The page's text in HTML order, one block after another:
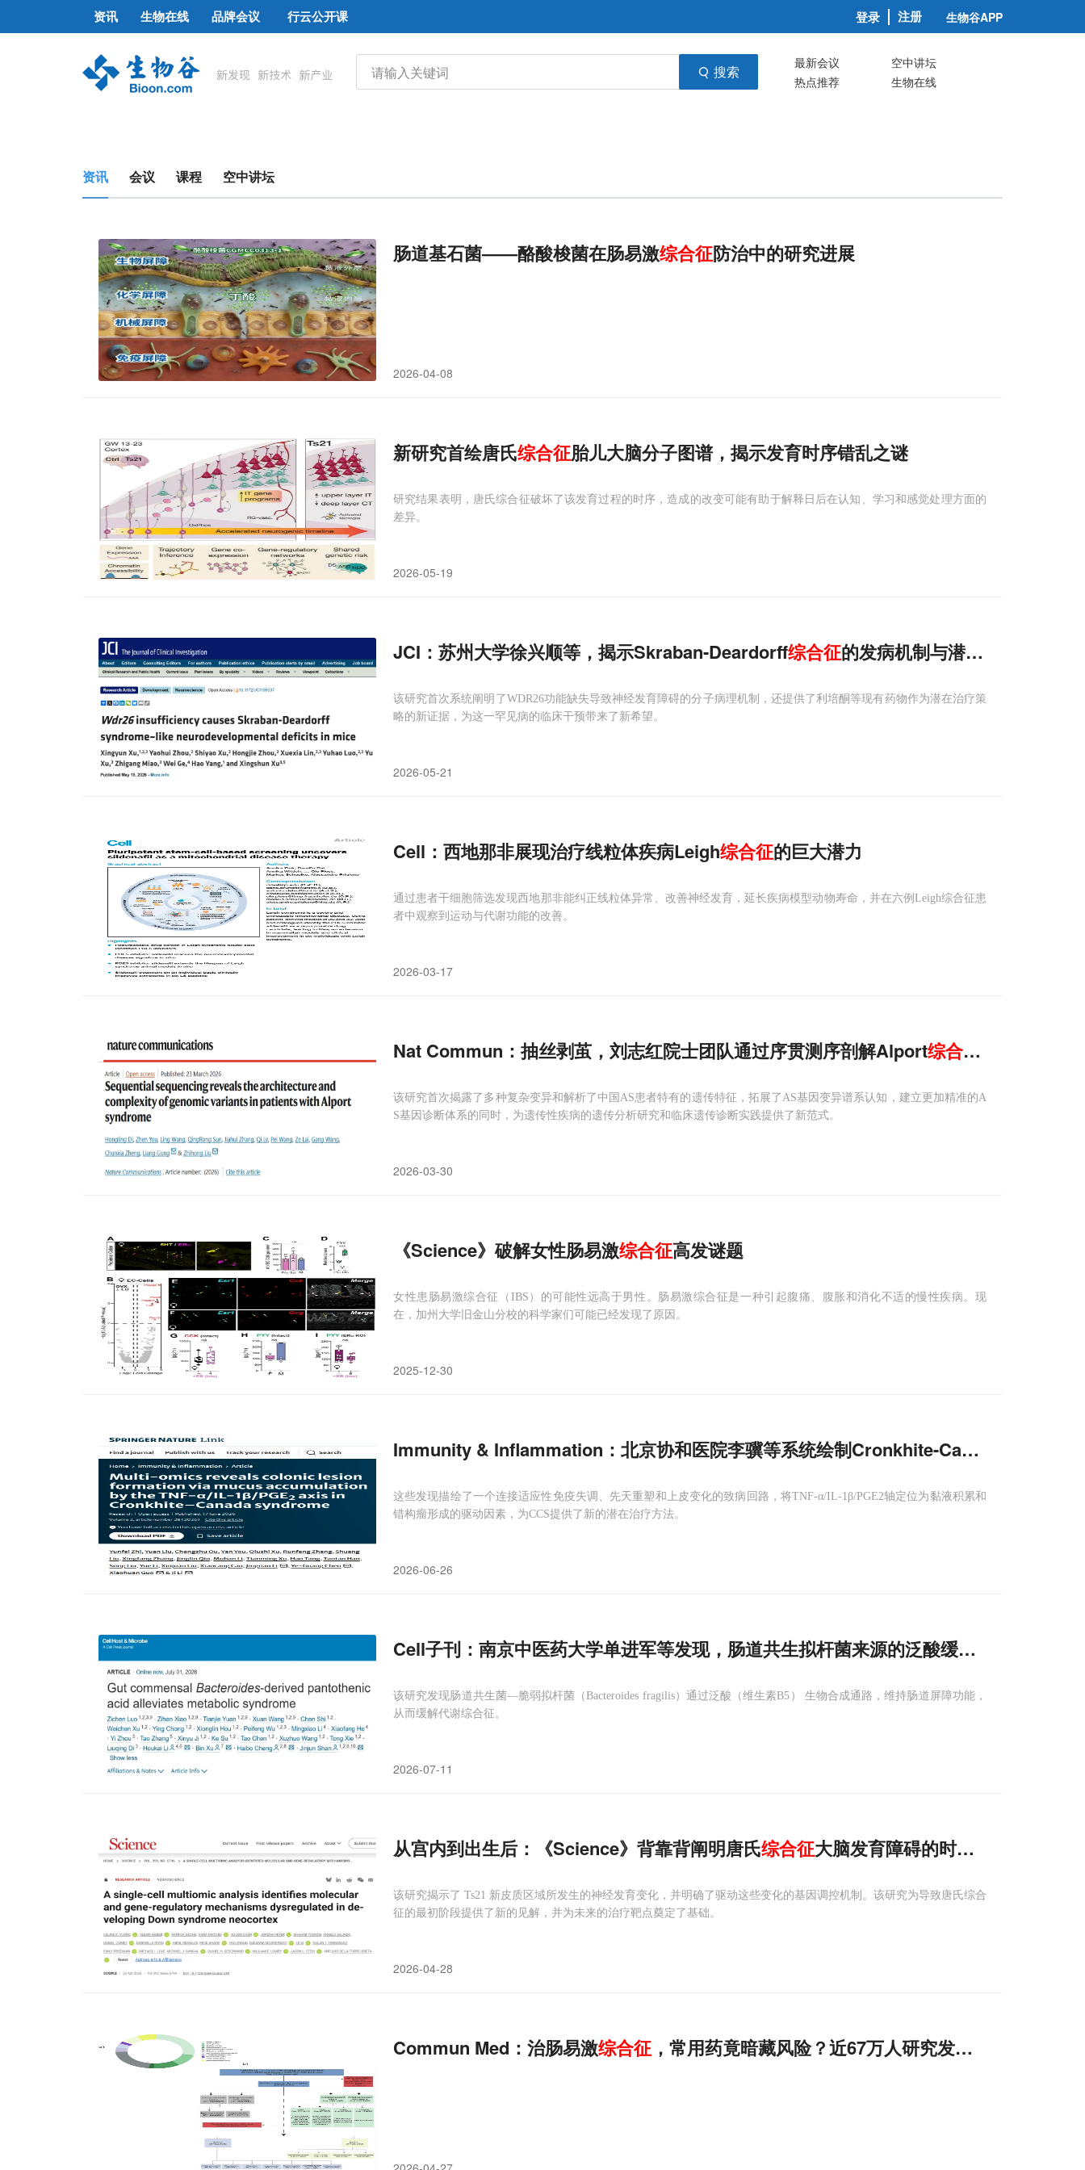
资讯 生物在线 品牌会议 行云公开课 登录 注册 生物谷APP
搜索 最新会议
空中讲坛
热点推荐
生物在线
资讯 会议 课程 空中讲坛
肠道基石菌——酪酸梭菌在肠易激综合征防治中的研究进展
2026-04-08
新研究首绘唐氏综合征胎儿大脑分子图谱，揭示发育时序错乱之谜
研究结果表明，唐氏综合征破坏了该发育过程的时序，造成的改变可能有助于解释日后在认知、学习和感觉处理方面的
差异。
2026-05-19
JCI：苏州大学徐兴顺等，揭示Skraban-Deardorff综合征的发病机制与潜在治疗策略
该研究首次系统阐明了WDR26功能缺失导致神经发育障碍的分子病理机制，还提供了利培酮等现有药物作为潜在治疗策
略的新证据，为这一罕见病的临床干预带来了新希望。
2026-05-21
Cell：西地那非展现治疗线粒体疾病Leigh综合征的巨大潜力
通过患者干细胞筛选发现西地那非能纠正线粒体异常、改善神经发育，延长疾病模型动物寿命，并在六例Leigh综合征患
者中观察到运动与代谢功能的改善。
2026-03-17
Nat Commun：抽丝剥茧，刘志红院士团队通过序贯测序剖解Alport综合征
该研究首次揭露了多种复杂变异和解析了中国AS患者特有的遗传特征，拓展了AS基因变异谱系认知，建立更加精准的A
S基因诊断体系的同时，为遗传性疾病的遗传分析研究和临床遗传诊断实践提供了新范式。
2026-03-30
《Science》破解女性肠易激综合征高发谜题
女性患肠易激综合征（IBS）的可能性远高于男性。肠易激综合征是一种引起腹痛、腹胀和消化不适的慢性疾病。现
在，加州大学旧金山分校的科学家们可能已经发现了原因。
2025-12-30
Immunity & Inflammation：北京协和医院李骥等系统绘制Cronkhite-Canada
这些发现描绘了一个连接适应性免疫失调、先天重塑和上皮变化的致病回路，将TNF-α/IL-1β/PGE2轴定位为黏液积累和
错构瘤形成的驱动因素，为CCS提供了新的潜在治疗方法。
2026-06-26
Cell子刊：南京中医药大学单进军等发现，肠道共生拟杆菌来源的泛酸缓解代谢
该研究发现肠道共生菌—脆弱拟杆菌（Bacteroides fragilis）通过泛酸（维生素B5） 生物合成通路，维持肠道屏障功能，
从而缓解代谢综合征。
2026-07-11
从宫内到出生后：《Science》背靠背阐明唐氏综合征大脑发育障碍的时序性分子与细
该研究揭示了 Ts21 新皮质区域所发生的神经发育变化，并明确了驱动这些变化的基因调控机制。该研究为导致唐氏综合
征的最初阶段提供了新的见解，并为未来的治疗靶点奠定了基础。
2026-04-28
Commun Med：治肠易激综合征 ，常用药竟暗藏风险？近67万人研究发现：这类药物